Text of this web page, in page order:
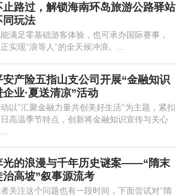
止路过，解锁海南环岛旅游公路驿站
同玩法
能满足零基础游客体验，也可承办国际赛事，
实现"浪等人"的全天候冲浪。...
安产险五指山支公司开展“金融知识
企业·夏送清凉”活动
以"汇聚金融力量共创美好生活"为主题，紧扣
高温季节特点，创新将金融知识宣传与关心
光的浪漫与千年历史谜案——“隋末
治高坡”叙事源流考
关注这个问题也有一段时间，下面尝试对"隋